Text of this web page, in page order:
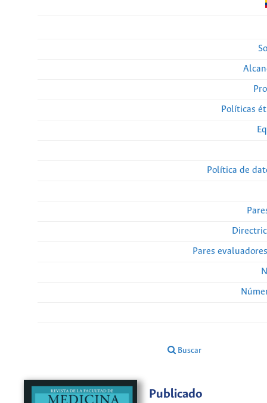
Políticas
Política de
Pares
Buscar
Publicado